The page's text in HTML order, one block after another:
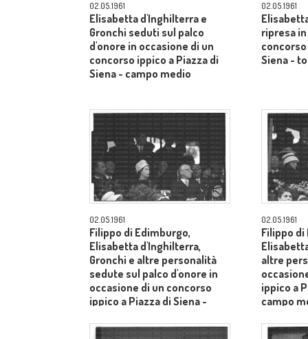
02.05.1961
Elisabetta d'Inghilterra e
Gronchi seduti sul palco
d'onore in occasione di un
concorso ippico a Piazza di
Siena - campo medio
02.05.1961
ripresa
Siena -
02.05.1961
Filippo di Edimburgo,
Elisabetta d'Inghilterra,
Gronchi e altre personalità
sedute sul palco d'onore in
occasione di un concorso
ippico a Piazza di Siena -
02.05.1961
Filippo di
altre
ippico a
campo